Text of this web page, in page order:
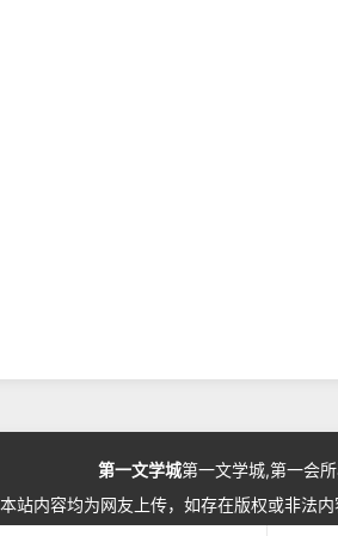
第一文学城第一文学城,第一会
站内容均为网友上传，如存在版权或非法